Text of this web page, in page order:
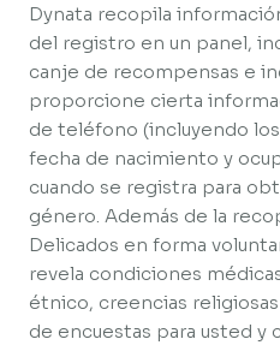
Dynata recopila
del registro en un panel,
canje de recompensas e
proporcione cierta
de teléfono (incluyendo
fecha de nacimiento y
cuando se registra para
género. Además de la
Delicados en forma
revela condiciones
étnico, creencias
de encuestas para usted